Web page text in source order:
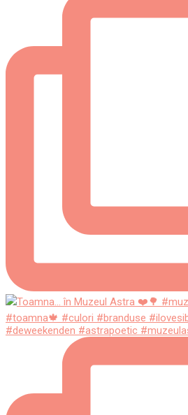
#deweekenden #astrapoetic